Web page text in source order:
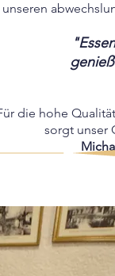
die hohe
sorgt unser